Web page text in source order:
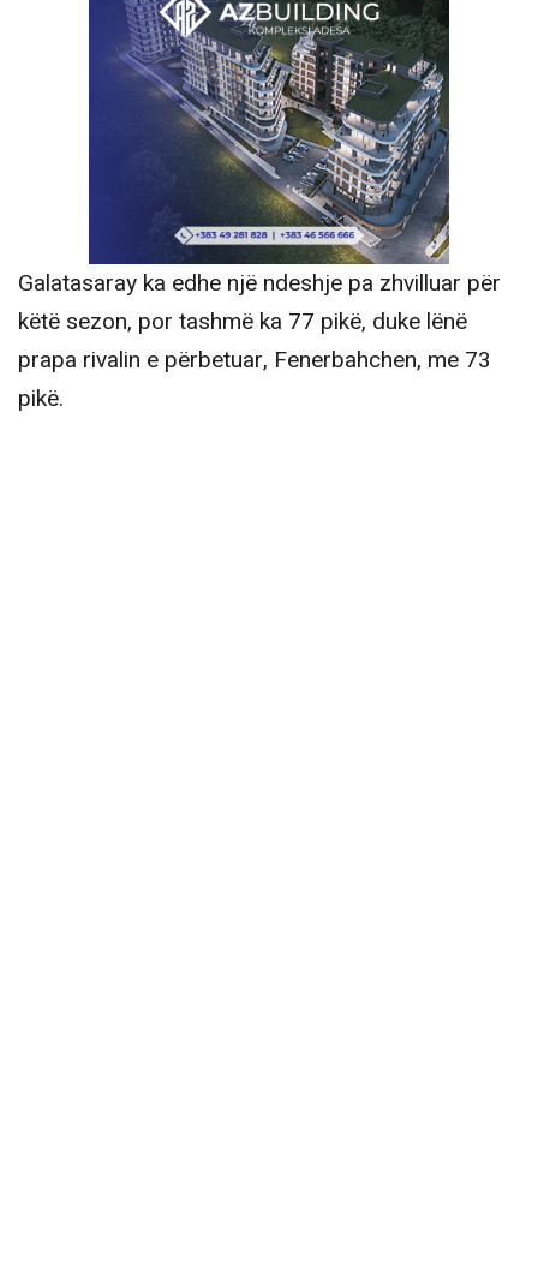
Galatasaray ka edhe një ndeshje pa zhvilluar për
këtë sezon, por tashmë ka 77 pikë, duke lënë
prapa rivalin e përbetuar, Fenerbahchen, me 73
pikë.